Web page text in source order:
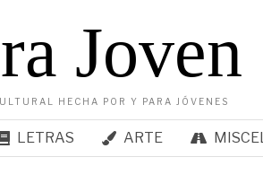
Joven
HECHA POR Y PARA JÓVENES
LETRAS ARTE